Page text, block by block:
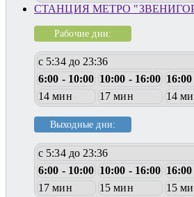
СТАНЦИЯ МЕТРО
Рабочие дни:
с 5:34 до 23:36
6:00 - 10:00 10:00 - 16:00
14 мин
17 мин 14
Выходные дни:
с 5:34 до 23:36
6:00 - 10:00 10:00 - 16:00
17 мин
15 мин 15